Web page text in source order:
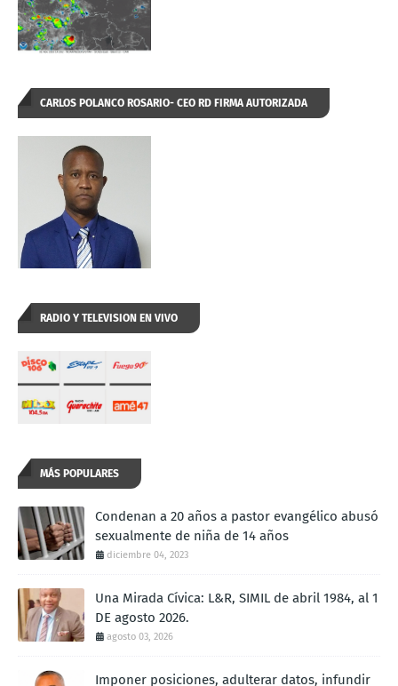
CARLOS POLANCO ROSARIO- CEO RD FIRMA AUTORIZADA
RADIO Y TELEVISION EN VIVO
MÁS POPULARES
Condenan a 20 años a pastor evangélico abusó
sexualmente de niña de 14 años
diciembre 04, 2023
Una Mirada Cívica: L&R, SIMIL de abril 1984, al 1
DE agosto 2026.
agosto 03, 2026
Imponer posiciones, adulterar datos, infundir